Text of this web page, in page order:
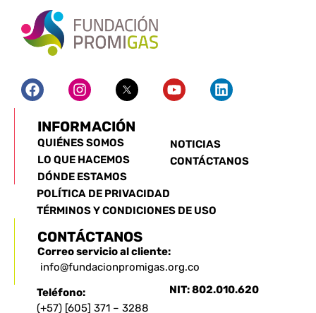
INFORMACIÓN
QUIÉNES SOMOS
LO QUE HACEMOS
DÓNDE ESTAMOS
NOTICIAS
CONTÁCTANOS
POLÍTICA DE PRIVACIDAD
TÉRMINOS Y CONDICIONES DE USO
CONTÁCTANOS
Correo servicio al cliente:
info@fundacionpromigas.org.co
Teléfono:
(+57) [605] 371 – 3288
NIT: 802.010.620